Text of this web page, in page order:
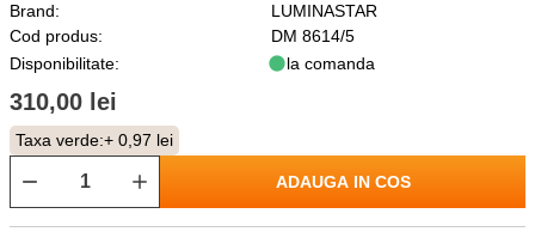
Brand:
LUMINASTAR
Cod produs:
DM 8614/5
Disponibilitate:
la comanda
310,00 lei
Taxa verde:+ 0,97 lei
ADAUGA IN COS